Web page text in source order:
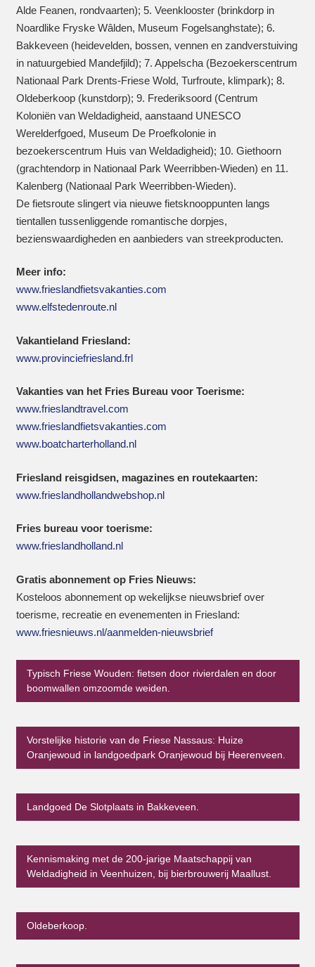
Alde Feanen, rondvaarten); 5. Veenklooster (brinkdorp in
Noardlike Fryske Wâlden, Museum Fogelsanghstate); 6.
Bakkeveen (heidevelden, bossen, vennen en zandverstuiving
in natuurgebied Mandefjild); 7. Appelscha (Bezoekerscentrum
Nationaal Park Drents-Friese Wold, Turfroute, klimpark); 8.
Oldeberkoop (kunstdorp); 9. Frederiksoord (Centrum
Koloniën van Weldadigheid, aanstaand UNESCO
Werelderfgoed, Museum De Proefkolonie in
bezoekerscentrum Huis van Weldadigheid); 10. Giethoorn
(grachtendorp in Nationaal Park Weerribben-Wieden) en 11.
Kalenberg (Nationaal Park Weerribben-Wieden).
De fietsroute slingert via nieuwe fietsknooppunten langs
tientallen tussenliggende romantische dorpjes,
bezienswaardigheden en aanbieders van streekproducten.
Meer info:
www.frieslandfietsvakanties.com
www.elfstedenroute.nl
Vakantieland Friesland:
www.provinciefriesland.frl
Vakanties van het Fries Bureau voor Toerisme:
www.frieslandtravel.com
www.frieslandfietsvakanties.com
www.boatcharterholland.nl
Friesland reisgidsen, magazines en routekaarten:
www.frieslandhollandwebshop.nl
Fries bureau voor toerisme:
www.frieslandholland.nl
Gratis abonnement op Fries Nieuws:
Kosteloos abonnement op wekelijkse nieuwsbrief over
toerisme, recreatie en evenementen in Friesland:
www.friesnieuws.nl/aanmelden-nieuwsbrief
Typisch Friese Wouden: fietsen door rivierdalen en door
boomwallen omzoomde weiden.
Vorstelijke historie van de Friese Nassaus: Huize
Oranjewoud in landgoedpark Oranjewoud bij Heerenveen.
Landgoed De Slotplaats in Bakkeveen.
Kennismaking met de 200-jarige Maatschappij van
Weldadigheid in Veenhuizen, bij bierbrouwerij Maallust.
Oldeberkoop.